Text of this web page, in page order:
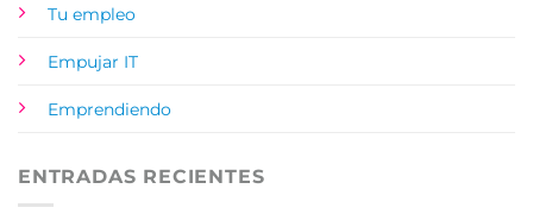
Tu empleo
Empujar IT
Emprendiendo
ENTRADAS RECIENTES